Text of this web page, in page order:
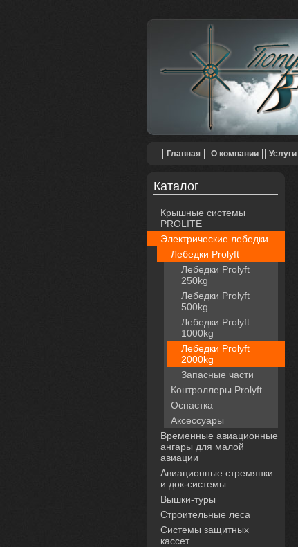
Главная О компании Услуги
Каталог
Крышные системы
PROLITE
Электрические лебедки
Лебедки Prolyft
Лебедки Prolyft
250kg
Лебедки Prolyft
500kg
Лебедки Prolyft
1000kg
Лебедки Prolyft
2000kg
Запасные части
Контроллеры Prolyft
Оснастка
Аксессуары
Временные авиационные
ангары для малой
авиации
Авиационные стремянки
и док-системы
Вышки-туры
Строительные леса
Системы защитных
кассет